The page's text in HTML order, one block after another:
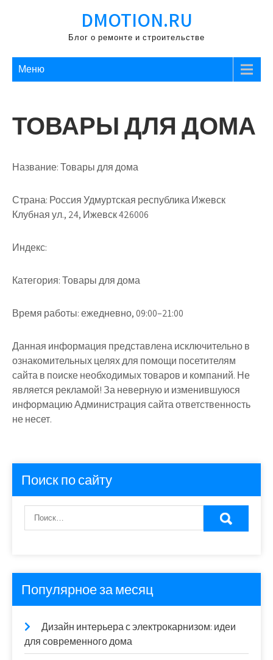
DMOTION.RU
Блог о ремонте и строительстве
Меню
ТОВАРЫ ДЛЯ ДОМА
Название:Товары для дома
Страна: Россия Удмуртская республика Ижевск
Клубная ул., 24, Ижевск 426006
Индекс:
Категория:Товары для дома
Время работы:ежедневно, 09:00–21:00
Данная информация представлена исключительно в
ознакомительных целях для помощи посетителям
сайта в поиске необходимых товаров и компаний. Не
является рекламой! За неверную и изменившуюся
информацию Администрация сайта ответственность
не несет.
Поиск по сайту
Популярное за месяц
Дизайн интерьера с электрокарнизом: идеи
для современного дома